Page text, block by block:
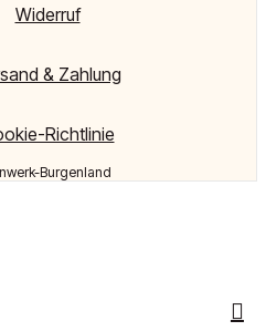
Burgenland
Widerruf
& Zahlung
Richtlinie